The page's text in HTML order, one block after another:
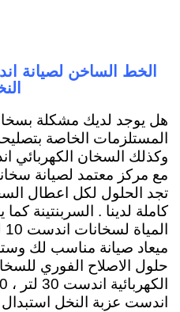
الخط الساخن لصيانة
هل يوجد لديك مشكلة
المستلزمات الخاصة
وكذلك السخان الكهربائي
مع مركز معتمد لصيانة
تجد الحلول لكل اعطال
كاملة لدينا . السربنتينة
ميعاد صيانة مناسب لك
حلول الاصلاح الفوري
اندست عزبة النخل